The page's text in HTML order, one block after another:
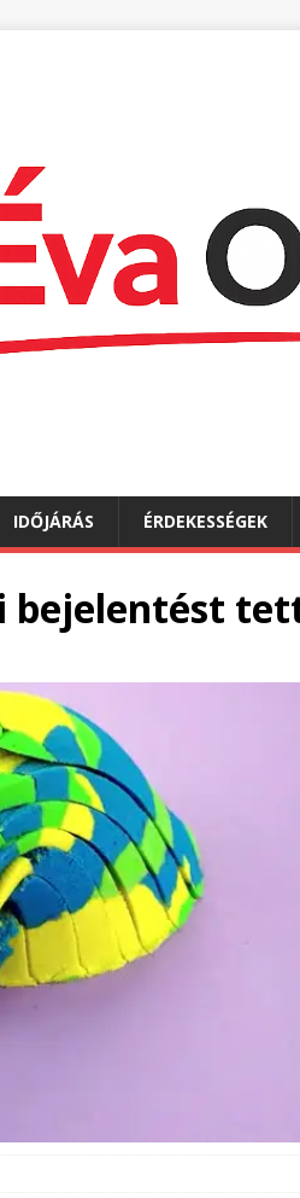
IDŐJÁRÁS ÉRDEKESSÉGEK
bejelentést